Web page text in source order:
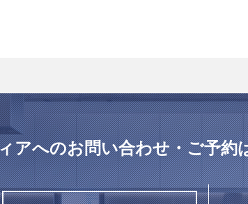
アへのお問い合わせ・ご予約